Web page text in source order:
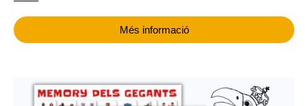
Més informació